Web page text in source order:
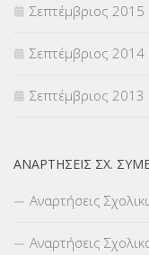
Σεπτέμβριος 2015
Σεπτέμβριος 2014
Σεπτέμβριος 2013
ΑΝΑΡΤΉΣΕΙΣ ΣΧ.
Αναρτήσεις
Αναρτήσεις